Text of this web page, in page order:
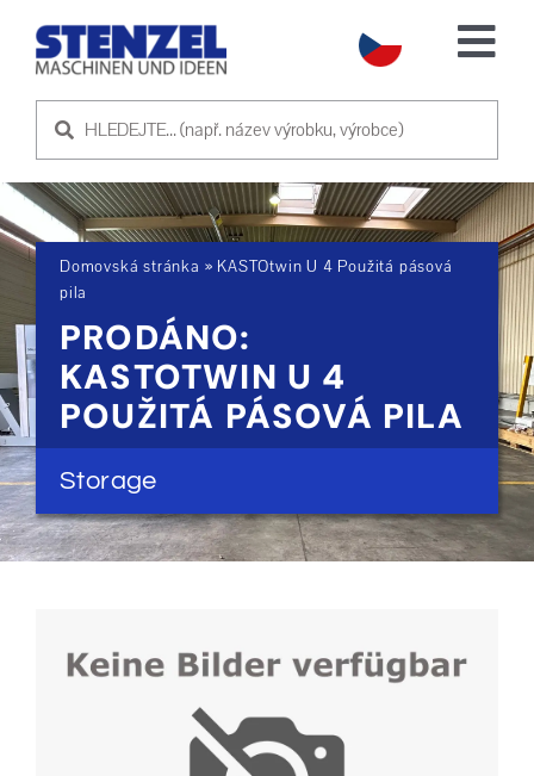
POUŽITÉ STROJE
PRODEJ STROJE
SLUŽBA
O NÁS
KONTAKTUJTE NÁS
Domovská stránka » KASTOtwin U 4 Použitá pásová
pila
PRODÁNO:
KASTOTWIN U 4
POUŽITÁ PÁSOVÁ PILA
Storage